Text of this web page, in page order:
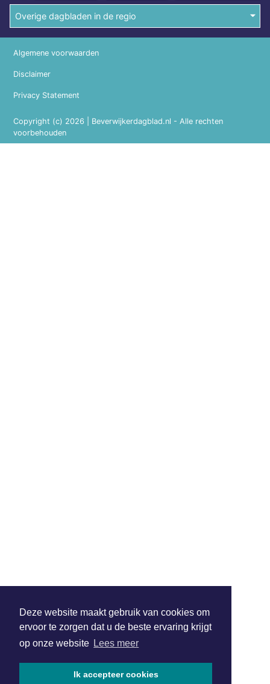
Deze website maakt gebruik van cookies om
ervoor te zorgen dat u de beste ervaring krijgt
op onze website Lees meer
Ik accepteer cookies
Overige dagbladen in de regio
Copyright (c) 2026 | Beverwijkerdagblad.nl - Alle rechten
voorbehouden
Algemene voorwaarden
Disclaimer
Privacy Statement